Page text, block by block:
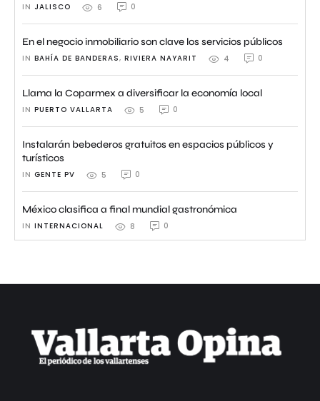
IN JALISCO 6 0
En el negocio inmobiliario son clave los servicios públicos
IN BAHÍA DE BANDERAS, RIVIERA NAYARIT 4 0
Llama la Coparmex a diversificar la economía local
IN PUERTO VALLARTA 5 0
Instalarán bebederos gratuitos en espacios públicos y
turísticos
IN GENTE PV 5 0
México clasifica a final mundial gastronómica
IN INTERNACIONAL 8 0